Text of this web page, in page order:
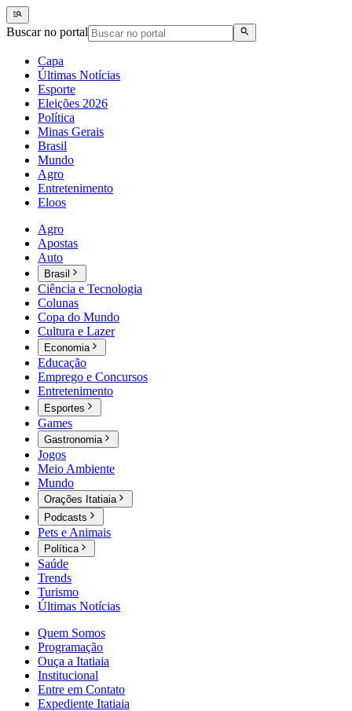
Buscar no portal
Capa
Últimas Notícias
Esporte
Eleições 2026
Política
Minas Gerais
Brasil
Mundo
Agro
Entretenimento
Eloos
Agro
Apostas
Auto
Brasil
Ciência e Tecnologia
Colunas
Copa do Mundo
Cultura e Lazer
Economia
Educação
Emprego e Concursos
Entretenimento
Esportes
Games
Gastronomia
Jogos
Meio Ambiente
Mundo
Orações Itatiaia
Podcasts
Pets e Animais
Política
Saúde
Trends
Turismo
Últimas Notícias
Quem Somos
Programação
Ouça a Itatiaia
Institucional
Entre em Contato
Expediente Itatiaia